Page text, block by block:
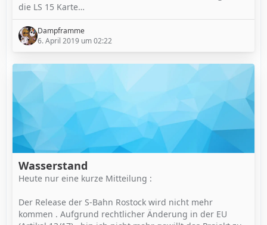
die LS 15 Karte…
Dampframme
6. April 2019 um 02:22
Wasserstand
Heute nur eine kurze Mitteilung :
Der Release der S-Bahn Rostock wird nicht mehr
kommen . Aufgrund rechtlicher Änderung in der EU